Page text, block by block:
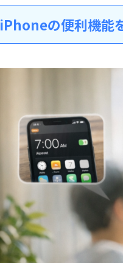
iPhoneの便利機能